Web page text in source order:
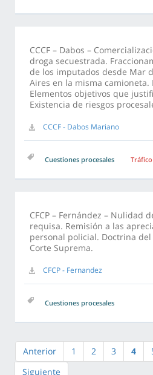
CCCF – Dabos –
droga secuestrada.
de los imputados desde Mar
Aires en la misma
Elementos objetivos que
Existencia de riesgos
CCCF - Dabos Mariano
Cuestiones procesales
CFCP – Fernández – Nulidad
requisa. Remisión a las
personal policial. Doctrina del
Corte Suprema.
CFCP - Fernandez
Cuestiones procesales
Anterior 1 2 3 4
Siguiente